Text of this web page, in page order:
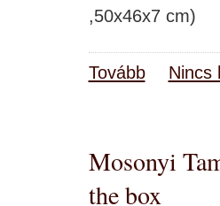
,50x46x7 cm)
Tovább Nincs
Mosonyi
the box